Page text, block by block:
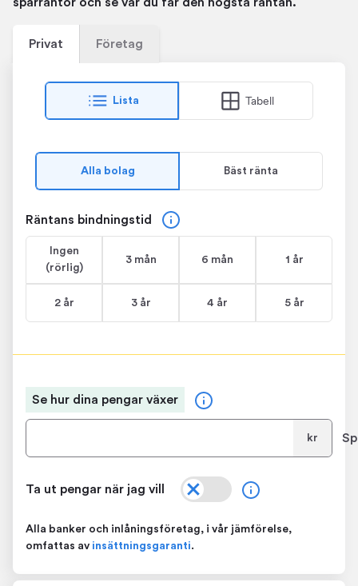
Privat Företag
Lista Tabell
Alla bolag Bäst ränta
Räntans bindningstid
Ingen
(rörlig)
3 mån 6 mån 1 år
2 år 3 år 4 år 5 år
Se hur dina pengar växer
kr
Ta ut pengar när jag vill
Alla banker och inlåningsföretag, i vår jämförelse,
omfattas av insättningsgaranti.